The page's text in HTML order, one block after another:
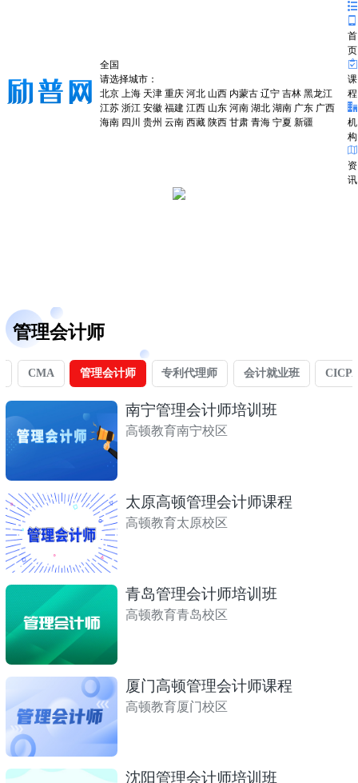
全国
请选择城市：
北京 上海 天津 重庆 河北 山西 内蒙古 辽宁 吉林 黑龙江
江苏 浙江 安徽 福建 江西 山东 河南 湖北 湖南 广东 广西
海南 四川 贵州 云南 西藏 陕西 甘肃 青海 宁夏 新疆
首
页
课
程
机
构
资
讯
管理会计师
CMA 管理会计师 专利代理师 会计就业班
南宁管理会计师培训班
高顿教育南宁校区
太原高顿管理会计师课程
高顿教育太原校区
青岛管理会计师培训班
高顿教育青岛校区
厦门高顿管理会计师课程
高顿教育厦门校区
沈阳管理会计师培训班